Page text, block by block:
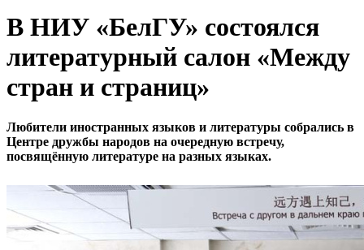
В НИУ «БелГУ» состоялся
литературный салон «Между
стран и страниц»
Любители иностранных языков и литературы собрались в
Центре дружбы народов на очередную встречу,
посвящённую литературе на разных языках.